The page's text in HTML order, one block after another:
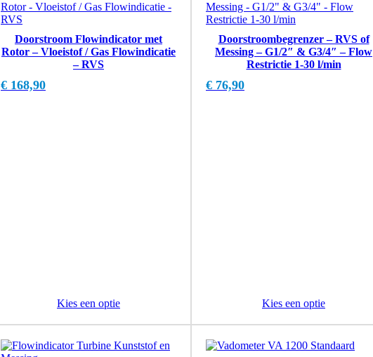
Doorstroom Flowindicator met
Rotor – Vloeistof / Gas Flowindicatie
– RVS
€ 168,90
Kies een optie
Doorstroombegrenzer – RVS of
Messing – G1/2″ & G3/4″ – Flow
Restrictie 1-30 l/min
€ 76,90
Kies een optie